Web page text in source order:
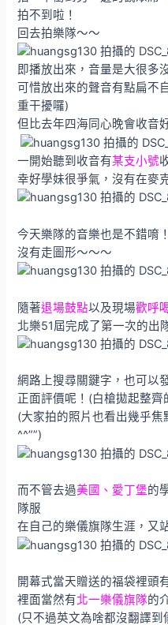
拍不到啦！
回去拍樂隊～～
即播放出來，音量是大很多
可惜放出來的聲音有點扁不
重干擾囉)
但比去年四海同心晚會收音
一開始聽到收音有某支小號
幸好學妹很爭氣，沒有在麥
今天樂隊的音樂也是不錯唷
沒有走圖形～～～
隨著退場鼓點以及現場歡呼
北樂51屆完成了第一次的出
網路上搜尋關鍵字，也可以
正面評價呢！(白槍拋起整齊
(大家拍的照片也看出幾乎
^^””)
而不管去過美國、愛丁堡的
隊服
在自己的樂儀旗隊生涯，又
開幕式當天贈送的福袋裡頭
裡面當然有北一樂儀旗隊的
(只不過英文為啥都沒翻譯到